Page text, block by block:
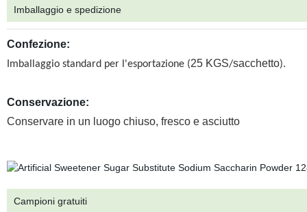
Imballaggio e spedizione
Confezione:
Imballaggio standard per l'esportazione (25 KGS/sacchetto).
Conservazione:
Conservare in un luogo chiuso, fresco e asciutto
Campioni gratuiti